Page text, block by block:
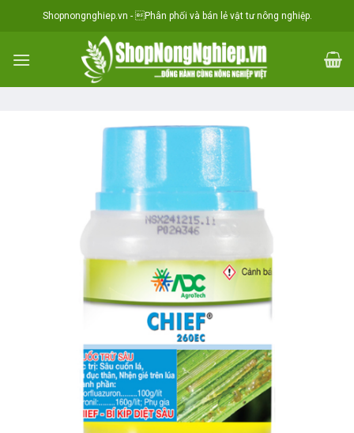
Shopnongnghiep.vn - Phân phối và bán lẻ vật tư nông nghiệp.